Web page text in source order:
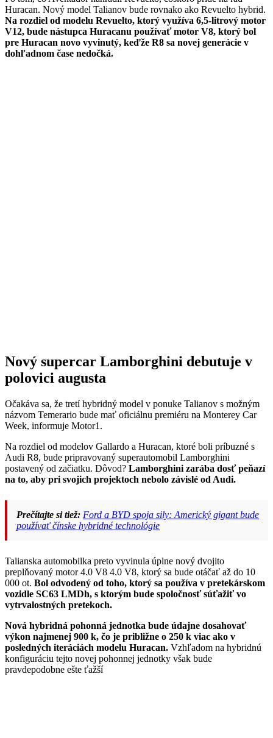
Huracan. Nový model Talianov bude rovnako ako Revuelto hybrid.
Na rozdiel od modelu Revuelto, ktorý využíva 6,5-litrový motor
V12, bude nástupca Huracanu používať motor V8, ktorý bol
pre Huracan novo vyvinutý, keďže R8 sa novej generácie v
dohľadnom čase nedočká.
Nový supercar Lamborghini debutuje v
polovici augusta
Očakáva sa, že tretí hybridný model v ponuke Talianov s možným
názvom Temerario bude mať oficiálnu premiéru na Monterey Car
Week, informuje Motor1.
Na rozdiel od modelov Gallardo a Huracan, ktoré boli príbuzné s
Audi R8, bude pripravovaný superautomobil Lamborghini
postavený od začiatku. Dôvod? Lamborghini zarába dosť peňazí
na to, aby pri svojich projektoch nebolo závislé od Audi.
Prečítajte si tiež: Ford a BYD spoja sily: Americký gigant bude
používať čínske hybridné technológie
Talianska automobilka preto vyvinula úplne nový dvojito
preplňovaný motor 4.0 V8 4.0 V8, ktorý sa bude otáčať až do 10
000 ot. Bol odvodený od toho, ktorý sa používa v pretekárskom
vozidle SC63 LMDh, s ktorým bude spoločnosť súťažiť vo
vytrvalostných pretekoch.
Nová hybridná pohonná jednotka bude údajne dosahovať
výkon najmenej 900 k, čo je približne o 250 k viac ako v
posledných iteráciách modelu Huracan. Vzhľadom na hybridnú
konfiguráciu tejto novej pohonnej jednotky však bude
pravdepodobne ešte ťažší